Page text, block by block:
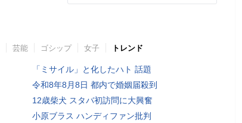
芸能 ゴシップ 女子 トレンド
「ミサイル」と化したハト 話題
令和8年8月8日 都内で婚姻届殺到
12歳柴犬 スタバ初訪問に大興奮
小原ブラス ハンディファン批判